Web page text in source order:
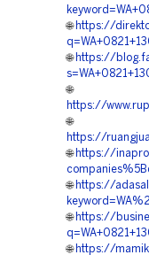
🌐 https://
🌐 https://
🌐
https://
🌐
https://
🌐 https://
🌐 https://
🌐 https://
🌐 https://